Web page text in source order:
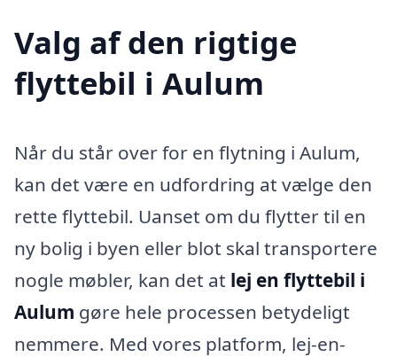
Valg af den rigtige
flyttebil i Aulum
Når du står over for en flytning i Aulum,
kan det være en udfordring at vælge den
rette flyttebil. Uanset om du flytter til en
ny bolig i byen eller blot skal transportere
nogle møbler, kan det at lej en flyttebil i
Aulum gøre hele processen betydeligt
nemmere. Med vores platform, lej-en-